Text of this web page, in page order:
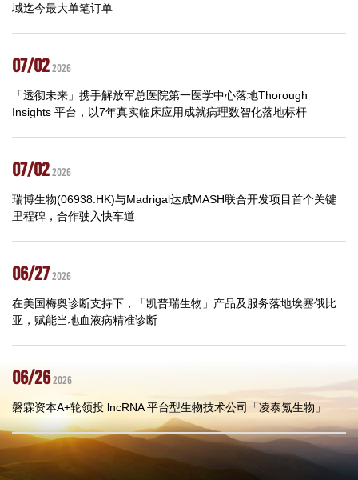
域迄今最大单笔订单
07/022026
「透彻未来」携手解放军总医院第一医学中心落地Thorough
Insights 平台，以7年真实临床应用成就病理数智化落地标杆
07/022026
瑞博生物(06938.HK)与Madrigal达成MASH联合开发项目首个关键
里程碑，合作驶入快车道
06/272026
在美国梅奥诊断支持下，「凯普瑞生物」产品及服务落地埃塞俄比
亚，赋能当地血液病精准诊断
06/262026
磐霖资本A+轮领投 lncRNA 平台型生物技术公司「凌泰氪生物」